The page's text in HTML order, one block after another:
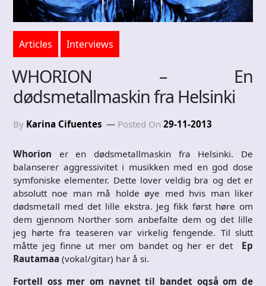
Articles Interviews
WHORION – En
dødsmetallmaskin fra Helsinki
By Karina Cifuentes Posted On 29-11-2013
Whorion er en dødsmetallmaskin fra Helsinki. De
balanserer aggressivitet i musikken med en god dose
symfoniske elementer. Dette lover veldig bra og det er
absolutt noe man må holde øye med hvis man liker
dødsmetall med det lille ekstra. Jeg fikk først høre om
dem gjennom Norther som anbefalte dem og det lille
jeg hørte fra teaseren var virkelig fengende. Til slutt
måtte jeg finne ut mer om bandet og her er det Ep
Rautamaa (vokal/gitar) har å si.
Fortell oss mer om navnet til bandet også om de